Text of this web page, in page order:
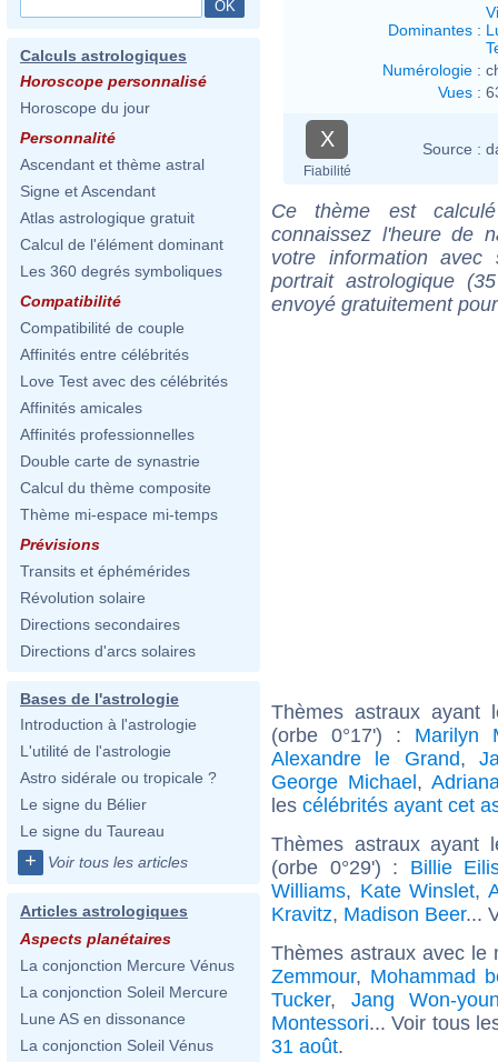
Calculs astrologiques
Horoscope personnalisé
Horoscope du jour
Personnalité
Ascendant et thème astral
Signe et Ascendant
Atlas astrologique gratuit
Calcul de l'élément dominant
Les 360 degrés symboliques
Compatibilité
Compatibilité de couple
Affinités entre célébrités
Love Test avec des célébrités
Affinités amicales
Affinités professionnelles
Double carte de synastrie
Calcul du thème composite
Thème mi-espace mi-temps
Prévisions
Transits et éphémérides
Révolution solaire
Directions secondaires
Directions d'arcs solaires
Bases de l'astrologie
Introduction à l'astrologie
L'utilité de l'astrologie
Astro sidérale ou tropicale ?
Le signe du Bélier
Le signe du Taureau
+ Voir tous les articles
Articles astrologiques
Aspects planétaires
La conjonction Mercure Vénus
La conjonction Soleil Mercure
Lune AS en dissonance
La conjonction Soleil Vénus
Dominantes :
Numérologie :
Vues :
X
Fiabilité
Source :
Ce thème est
connaissez l'heure de
votre information
portrait astrologique
envoyé gratuitement
Thèmes astraux ayant
(orbe 0°17') : Marilyn
Alexandre le Grand,
George Michael,
les célébrités ayant cet
Thèmes astraux ayant
(orbe 0°29') : Billie
Williams, Kate Winslet,
Kravitz, Madison Beer...
Thèmes astraux avec
Zemmour, Mohammad
Tucker, Jang Won-
Montessori... Voir tous
31 août.